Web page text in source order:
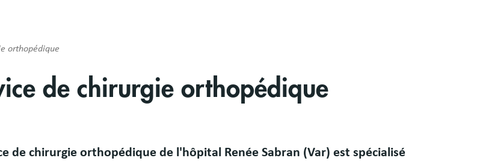
orthopédique
de chirurgie orthopédique
de chirurgie orthopédique de l'hôpital Renée Sabran (Var) est spécialisé